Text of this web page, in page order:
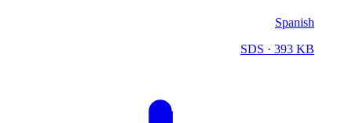
Spanish
SDS · 393 KB